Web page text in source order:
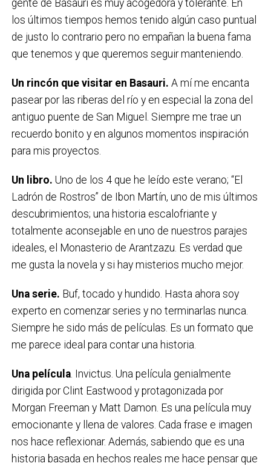
gente de Basauri es muy acogedora y tolerante. En
los últimos tiempos hemos tenido algún caso puntual
de justo lo contrario pero no empañan la buena fama
que tenemos y que queremos seguir manteniendo.
Un rincón que visitar en Basauri. A mí me encanta
pasear por las riberas del río y en especial la zona del
antiguo puente de San Miguel. Siempre me trae un
recuerdo bonito y en algunos momentos inspiración
para mis proyectos.
Un libro. Uno de los 4 que he leído este verano; “El
Ladrón de Rostros” de Ibon Martín, uno de mis últimos
descubrimientos; una historia escalofriante y
totalmente aconsejable en uno de nuestros parajes
ideales, el Monasterio de Arantzazu. Es verdad que
me gusta la novela y si hay misterios mucho mejor.
Una serie. Buf, tocado y hundido. Hasta ahora soy
experto en comenzar series y no terminarlas nunca.
Siempre he sido más de películas. Es un formato que
me parece ideal para contar una historia.
Una película. Invictus. Una película genialmente
dirigida por Clint Eastwood y protagonizada por
Morgan Freeman y Matt Damon. Es una película muy
emocionante y llena de valores. Cada frase e imagen
nos hace reflexionar. Además, sabiendo que es una
historia basada en hechos reales me hace pensar que